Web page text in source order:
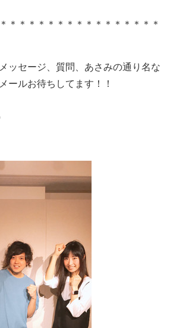
＊＊＊＊＊＊＊＊＊＊＊＊＊＊＊＊
ッセージ、質問、あさみの通り名な
ールお待ちしてます！！